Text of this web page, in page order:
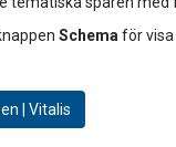
Schema för visa
| Vitalis